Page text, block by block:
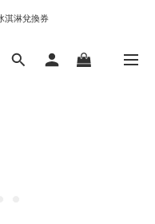
95折，任兩件9折
淇淋兌換券
95折，任兩件9折